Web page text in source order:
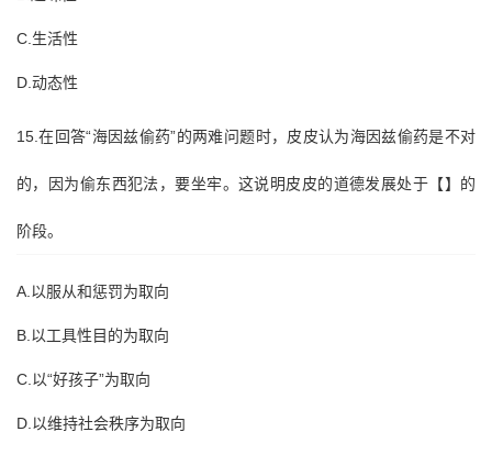
C.生活性
D.动态性
15.在回答“海因兹偷药”的两难问题时，皮皮认为海因兹偷药是不对
的，因为偷东西犯法，要坐牢。这说明皮皮的道德发展处于【】的
阶段。
A.以服从和惩罚为取向
B.以工具性目的为取向
C.以“好孩子”为取向
D.以维持社会秩序为取向